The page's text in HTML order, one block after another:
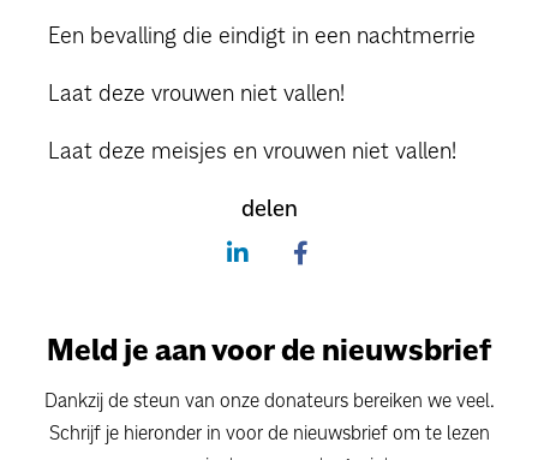
Een bevalling die eindigt in een nachtmerrie
Laat deze vrouwen niet vallen!
Laat deze meisjes en vrouwen niet vallen!
delen
Meld je aan voor de nieuwsbrief
Dankzij de steun van onze donateurs bereiken we veel.
Schrijf je hieronder in voor de nieuwsbrief om te lezen